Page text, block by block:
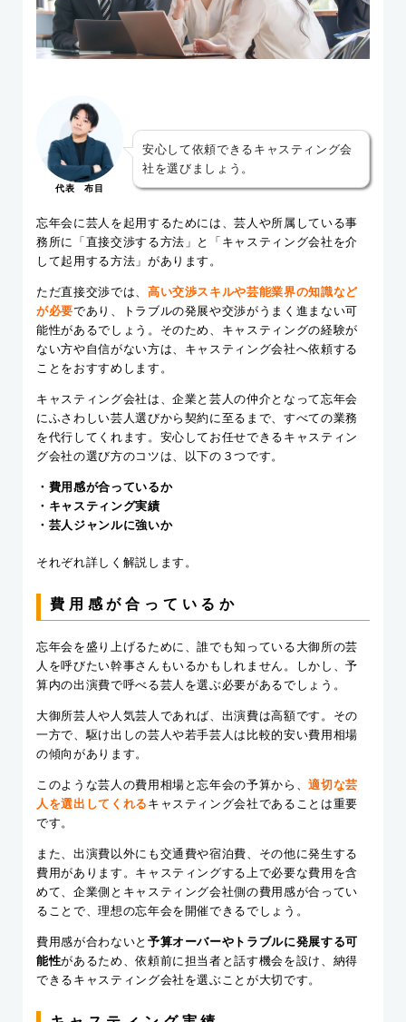
代表 布目
安心して依頼できるキャスティング会
社を選びましょう。
忘年会に芸人を起用するためには、芸人や所属している事
務所に「直接交渉する方法」と「キャスティング会社を介
して起用する方法」があります。
ただ直接交渉では、 高い交渉スキルや芸能業界の知識など
が必要であり、トラブルの発展や交渉がうまく進まない可
能性があるでしょう。そのため、キャスティングの経験が
ない方や自信がない方は、キャスティング会社へ依頼する
ことをおすすめします。
キャスティング会社は、企業と芸人の仲介となって忘年会
にふさわしい芸人選びから契約に至るまで、すべての業務
を代行してくれます。安心してお任せできるキャスティン
グ会社の選び方のコツは、以下の３つです。
・費用感が合っているか
・キャスティング実績
・芸人ジャンルに強いか
それぞれ詳しく解説します。
費用感が合っているか
忘年会を盛り上げるために、誰でも知っている大御所の芸
人を呼びたい幹事さんもいるかもしれません。しかし、予
算内の出演費で呼べる芸人を選ぶ必要があるでしょう。
大御所芸人や人気芸人であれば、出演費は高額です。その
一方で、駆け出しの芸人や若手芸人は比較的安い費用相場
の傾向があります。
このような芸人の費用相場と忘年会の予算から、適切な芸
人を選出してくれる キャスティング会社であることは重要
です。
また、出演費以外にも交通費や宿泊費、その他に発生する
費用があります。キャスティングする上で必要な費用を含
めて、企業側とキャスティング会社側の費用感が合ってい
ることで、理想の忘年会を開催できるでしょう。
費用感が合わないと 予算オーバーやトラブルに発展する可
能性があるため、依頼前に担当者と話す機会を設け、納得
できるキャスティング会社を選ぶことが大切です。